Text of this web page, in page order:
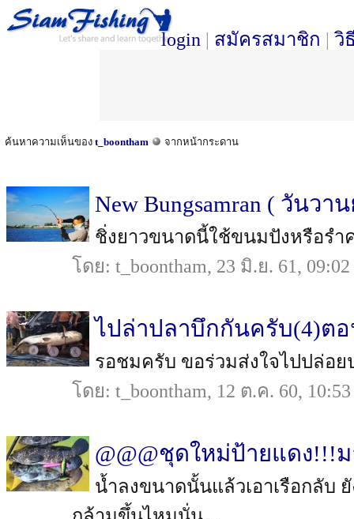
login | สมัครสมาชิก | วิ
ค้นหาความเห็นของ t_boontham จากหน้ากระดาน
New Bungsamran ( วันวา
ชิ่งยาวขนาดนี้ใช้ขนมปังหรือรำ
โดย: t_boontham, 23 มิ.ย. 61, 09:02
ไปล่าปลาบึกกันครับ(4)ต
รอชมครับ ขอร่วมส่งใจไปปล่อย
โดย: t_boontham, 12 ต.ค. 60, 10:53
@@@ชุดใหม่ป้ายแดง!!!
น้ำลงขนาดนั้นแล้วเอาเรือกลับ